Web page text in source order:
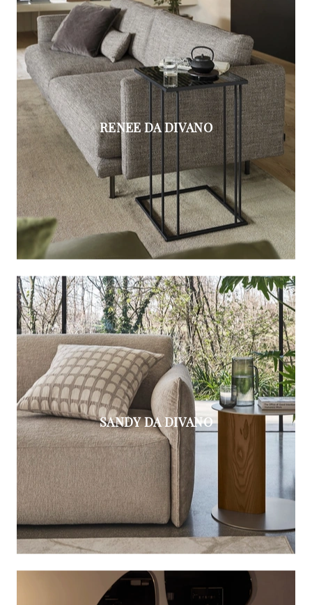
RENEE DA DIVANO
SANDY DA DIVANO